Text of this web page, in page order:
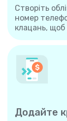
Створіть
номер
клацань,
Додайте